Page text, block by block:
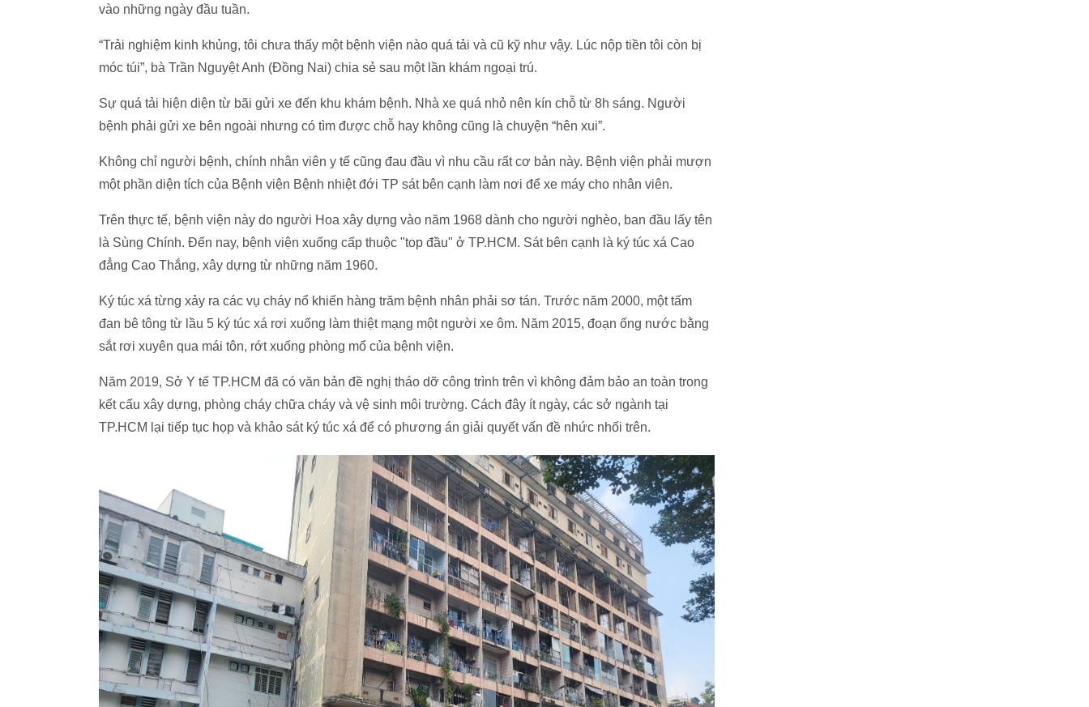
vào những ngày đầu tuần.
“Trải nghiệm kinh khủng, tôi chưa thấy một bệnh viện nào quá tải và cũ kỹ như vậy. Lúc nộp tiền tôi còn bị
móc túi”, bà Trần Nguyệt Anh (Đồng Nai) chia sẻ sau một lần khám ngoại trú.
Sự quá tải hiện diện từ bãi gửi xe đến khu khám bệnh. Nhà xe quá nhỏ nên kín chỗ từ 8h sáng. Người
bệnh phải gửi xe bên ngoài nhưng có tìm được chỗ hay không cũng là chuyện “hên xui”.
Không chỉ người bệnh, chính nhân viên y tế cũng đau đầu vì nhu cầu rất cơ bản này. Bệnh viện phải mượn
một phần diện tích của Bệnh viện Bệnh nhiệt đới TP sát bên cạnh làm nơi để xe máy cho nhân viên.
Trên thực tế, bệnh viện này do người Hoa xây dựng vào năm 1968 dành cho người nghèo, ban đầu lấy tên
là Sùng Chính. Đến nay, bệnh viện xuống cấp thuộc "top đầu" ở TP.HCM. Sát bên cạnh là ký túc xá Cao
đẳng Cao Thắng, xây dựng từ những năm 1960.
Ký túc xá từng xảy ra các vụ cháy nổ khiến hàng trăm bệnh nhân phải sơ tán. Trước năm 2000, một tấm
đan bê tông từ lầu 5 ký túc xá rơi xuống làm thiệt mạng một người xe ôm. Năm 2015, đoạn ống nước bằng
sắt rơi xuyên qua mái tôn, rớt xuống phòng mổ của bệnh viện.
Năm 2019, Sở Y tế TP.HCM đã có văn bản đề nghị tháo dỡ công trình trên vì không đảm bảo an toàn trong
kết cấu xây dựng, phòng cháy chữa cháy và vệ sinh môi trường. Cách đây ít ngày, các sở ngành tại
TP.HCM lại tiếp tục họp và khảo sát ký túc xá để có phương án giải quyết vấn đề nhức nhối trên.